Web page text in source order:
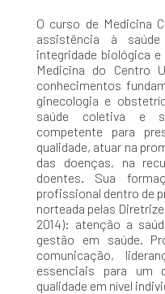
O curso de Medicina
assistência à
integridade biológica
Medicina do Centro
conhecimentos
ginecologia e
saúde coletiva e
competente para
qualidade, atuar na
das doenças, na
doentes. Sua
profissional dentro de
norteada pelas
2014): atenção a
gestão em saúde.
comunicação,
essenciais para um
qualidade em nível